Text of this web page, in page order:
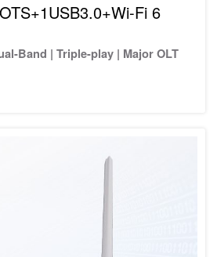
Fi 6
Band | Triple-play | Major OLT